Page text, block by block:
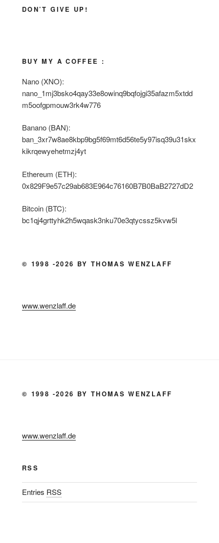
DON’T GIVE UP!
BUY MY A COFFEE :
Nano (XNO):
nano_1mj3bsko4qay33e8owinq9bqfojgi35afazm5xtdd
m5oofgpmouw3rk4w776
Banano (BAN):
ban_3xr7w8ae8kbp9bg5f69mt6d56te5y97isq39u31skx
kikrqewyehetmzj4yt
Ethereum (ETH):
0x829F9e57c29ab683E964c76160B7B0BaB2727dD2
Bitcoin (BTC):
bc1qj4grttyhk2h5wqask3nku70e3qtycssz5kvw5l
© 1998 -2026 BY THOMAS WENZLAFF
www.wenzlaff.de
© 1998 -2026 BY THOMAS WENZLAFF
www.wenzlaff.de
RSS
Entries RSS